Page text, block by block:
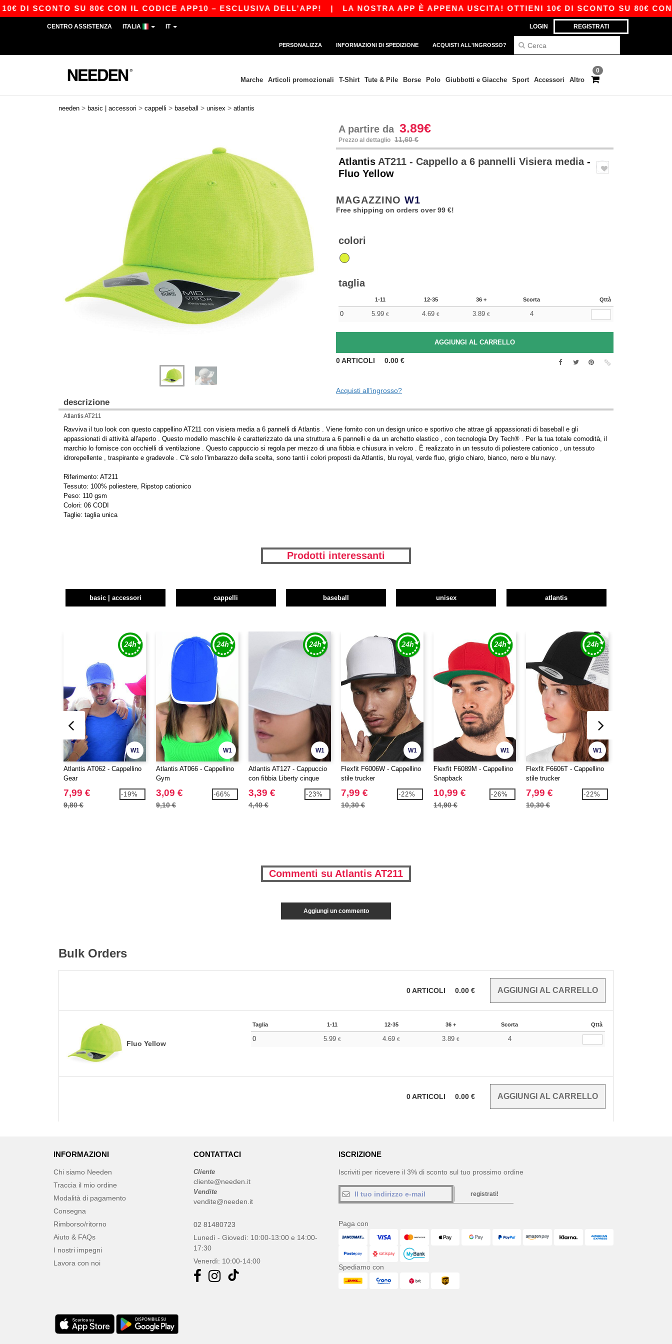
SCONTO SU 80€ CON IL CODICE APP10 – ESCLUSIVA DELL’APP!| LA NOSTRA APP È APPENA USCITA! OTTIENI 10€ DI SCONTO SU 80€ CON IL
LOGIN REGISTRATI
CENTRO ASSISTENZA ITALIA IT
PERSONALIZZA INFORMAZIONI DI SPEDIZIONE ACQUISTI ALL'INGROSSO?
0
Marche Articoli promozionali T-Shirt Tute & Pile Borse Polo Giubbotti e Giacche Sport Accessori Altro
needen > basic | accessori > cappelli > baseball > unisex > atlantis
A partire da 3.89€
Prezzo al dettaglio 11,60 €
Atlantis AT211 - Cappello a 6 pannelli Visiera media -
Fluo Yellow
MAGAZZINO W1
Free shipping on orders over 99 €!
colori
taglia
1-11 12-35 36 + Scorta Qttà
0 5.99 € 4.69 € 3.89 € 4
0ARTICOLI 0.00 €
Acquisti all'ingrosso?
descrizione
Atlantis AT211
Ravviva il tuo look con questo cappellino AT211 con visiera media a 6 pannelli di Atlantis . Viene fornito con un design unico e sportivo che attrae gli appassionati di baseball e gli
appassionati di attività all'aperto . Questo modello maschile è caratterizzato da una struttura a 6 pannelli e da un archetto elastico , con tecnologia Dry Tech® . Per la tua totale comodità, il
marchio lo fornisce con occhielli di ventilazione . Questo cappuccio si regola per mezzo di una fibbia e chiusura in velcro . È realizzato in un tessuto di poliestere cationico , un tessuto
idrorepellente , traspirante e gradevole . C'è solo l'imbarazzo della scelta, sono tanti i colori proposti da Atlantis, blu royal, verde fluo, grigio chiaro, bianco, nero e blu navy.
Riferimento: AT211
Tessuto: 100% poliestere, Ripstop cationico
Peso: 110 gsm
Colori: 06 CODI
Taglie: taglia unica
Prodotti interessanti
basic | accessori cappelli baseball unisex atlantis
W1
Atlantis AT062 - Cappellino
Gear
7,99 €
9,80 €
-19%
W1
Atlantis AT066 - Cappellino
Gym
3,09 €
9,10 €
-66%
W1
Atlantis AT127 - Cappuccio
con fibbia Liberty cinque
3,39 €
4,40 €
-23%
W1
Flexfit F6006W - Cappellino
stile trucker
7,99 €
10,30 €
-22%
W1
Flexfit F6089M - Cappellino
Snapback
10,99 €
14,90 €
-26%
W1
Flexfit F6606T - Cappellino
stile trucker
7,99 €
10,30 €
-22%
Commenti su Atlantis AT211
Aggiungi un commento
Bulk Orders
0ARTICOLI 0.00 €
Fluo Yellow
Taglia 1-11 12-35 36 + Scorta Qttà
0 5.99 € 4.69€ 3.89€ 4
0ARTICOLI 0.00 €
INFORMAZIONI
Chi siamo Needen
Traccia il mio ordine
Modalità di pagamento
Consegna
Rimborso/ritorno
Aiuto & FAQs
I nostri impegni
Lavora con noi
CONTATTACI
Cliente
cliente@needen.it
Vendite
vendite@needen.it
02 81480723
Lunedì - Giovedì: 10:00-13:00 e 14:00-
17:30
Venerdì: 10:00-14:00
ISCRIZIONE
Iscriviti per ricevere il 3% di sconto sul tuo prossimo ordine
registrati!
Paga con
Spediamo con